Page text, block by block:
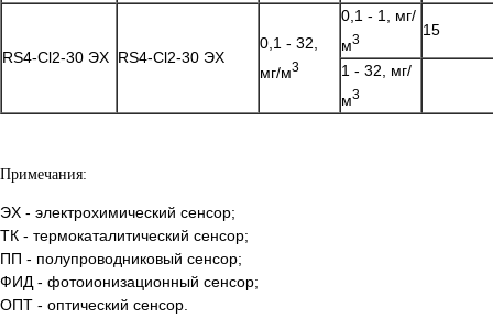
RS4-Cl2-30 ЭХ RS4-Cl2-30 ЭХ
0,1 - 32,
мг/м3
0,1 - 1, мг/
м3
15
1 - 32, мг/
м3
Примечания:
ЭХ - электрохимический сенсор;
ТК - термокаталитический сенсор;
ПП - полупроводниковый сенсор;
ФИД - фотоионизационный сенсор;
ОПТ - оптический сенсор.